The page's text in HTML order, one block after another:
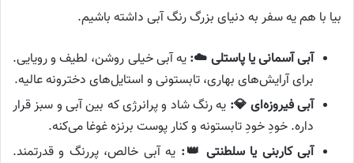
بیا با هم یه سفر به دنیای بزرگ رنگ آبی داشته باشیم.
آبی آسمانی یا پاستلی ☁️: یه آبی خیلی روشن، لطیف و رویایی.
برای آرایش‌های بهاری، تابستونی و استایل‌های دخترونه عالیه.
آبی فیروزه‌ای 💎: یه رنگ شاد و پرانرژی که بین آبی و سبز قرار
داره. خودِ خودِ تابستونه و کنار پوست برنزه غوغا می‌کنه.
آبی کاربنی یا سلطنتی 👑: یه آبی خالص، پررنگ و قدرتمند.